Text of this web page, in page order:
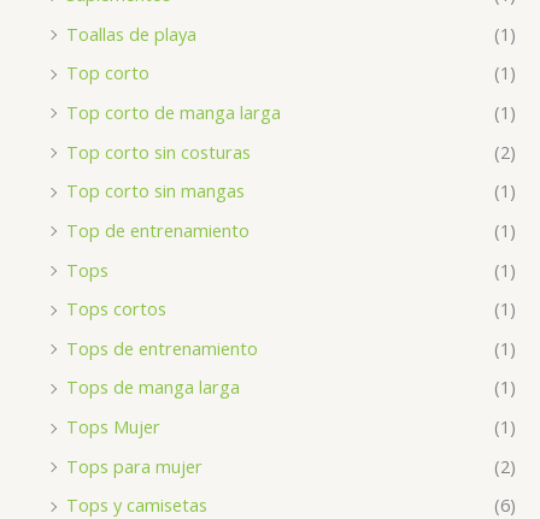
Toallas de playa
(1)
Top corto
(1)
Top corto de manga larga
(1)
Top corto sin costuras
(2)
Top corto sin mangas
(1)
Top de entrenamiento
(1)
Tops
(1)
Tops cortos
(1)
Tops de entrenamiento
(1)
Tops de manga larga
(1)
Tops Mujer
(1)
Tops para mujer
(2)
Tops y camisetas
(6)